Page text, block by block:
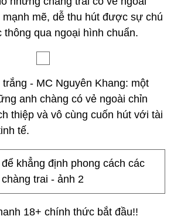
mạnh mẽ, dễ thu hút được sự chú
qua ngoại hình chuẩn.
- MC Nguyên Khang: một
anh chàng có vẻ ngoài chỉn
thiệp và vô cùng cuốn hút với tài
tế.
18+ chính thức bắt đầu!!